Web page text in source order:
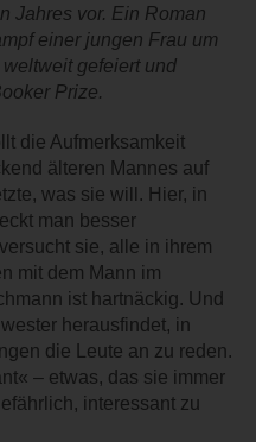
Jahres vor. Ein Roman
einer jungen Frau um
gefeiert und
Prize.
die Aufmerksamkeit
älteren Mannes auf
was sie will. Hier, in
man besser
sie, alle in ihrem
mit dem Mann im
ist hartnäckig. Und
herausfindet, in
die Leute an zu reden.
– etwas, das sie immer
interessant zu